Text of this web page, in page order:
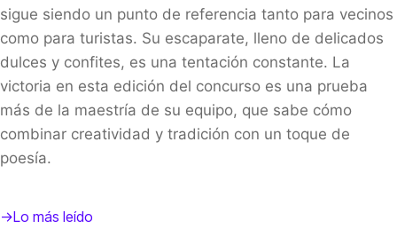
sigue siendo un punto de referencia tanto para vecinos
como para turistas. Su escaparate, lleno de delicados
dulces y confites, es una tentación constante. La
victoria en esta edición del concurso es una prueba
más de la maestría de su equipo, que sabe cómo
combinar creatividad y tradición con un toque de
poesía.
->Lo más leído